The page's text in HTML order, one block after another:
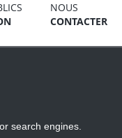
NOUS
CONTACTER
search engines.